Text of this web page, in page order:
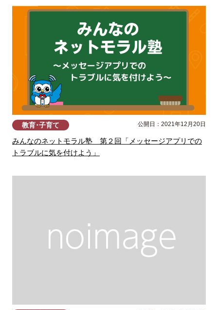
教育･子育て 公開日：2021年12月20日
みんなのネットモラル塾 第２回「メッセージアプリでの
トラブルに気を付けよう」